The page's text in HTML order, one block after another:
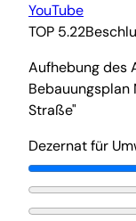
YouTube
TOP 5.22
Aufhebung des
Bebauungsplan
Straße"
Dezernat für